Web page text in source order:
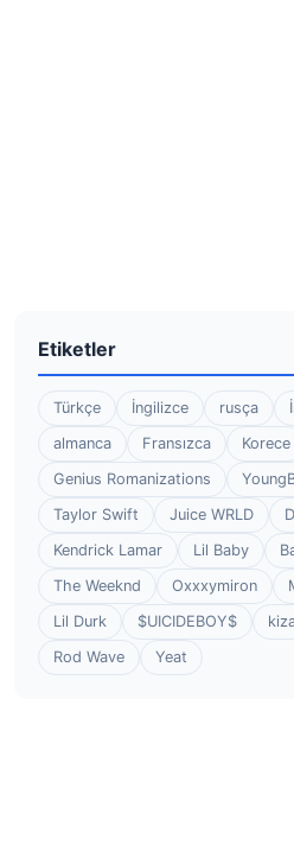
Etiketler
Türkçe İngilizce rusça
almanca
Fransızca Korece
Genius Romanizations
Taylor Swift
Juice WRLD
Kendrick Lamar
Lil Baby
The Weeknd
Oxxxymiron
Lil Durk
$UICIDEBOY$
Rod Wave
Yeat